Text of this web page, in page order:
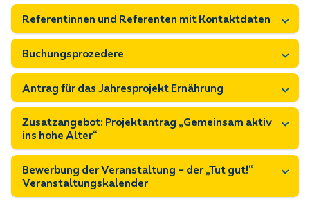
Referentinnen und Referenten mit Kontaktdaten
Buchungsprozedere
Antrag für das Jahresprojekt Ernährung
Zusatzangebot: Projektantrag „Gemeinsam aktiv
ins hohe Alter“
Bewerbung der Veranstaltung – der „Tut gut!“
Veranstaltungskalender